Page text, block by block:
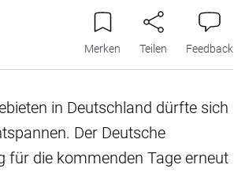
Merken Teilen Feedback
in Deutschland dürfte sich
Der Deutsche
für die kommenden Tage erneut